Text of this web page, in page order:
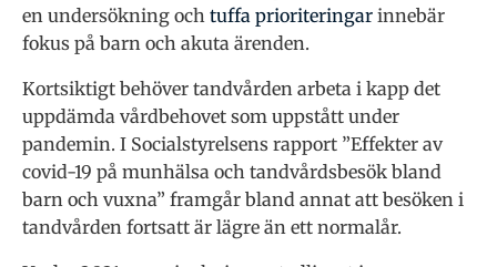
en undersökning och tuffa prioriteringar innebär
fokus på barn och akuta ärenden.
Kortsiktigt behöver tandvården arbeta i kapp det
uppdämda vårdbehovet som uppstått under
pandemin. I Socialstyrelsens rapport ”Effekter av
covid-19 på munhälsa och tandvårdsbesök bland
barn och vuxna” framgår bland annat att besöken i
tandvården fortsatt är lägre än ett normalår.